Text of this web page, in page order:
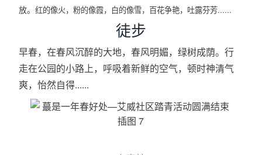
放。红的像火，粉的像霞，白的像雪，百花争艳，吐露芬芳......
徒步
早春，在春风沉醉的大地，春风明媚，绿树成荫。行
走在公园的小路上，呼吸着新鲜的空气，顿时神清气
爽，怡然自得......